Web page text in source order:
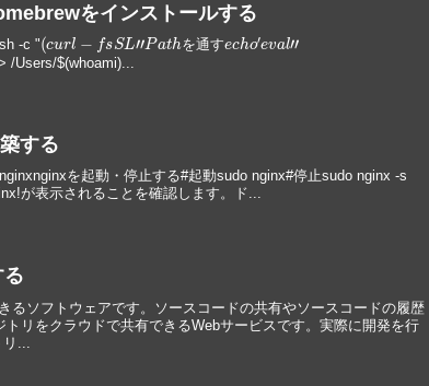
をインストールする
-c "
(c − SL "Pa hを 通 すe c e a
/Users/$(whoami)...
する
を起動・停止する#起動sudo nginx#停止sudo nginx -s
が表示されることを確認します。ド...
るソフトウェアです。ソースコードの共有やソースコードの履歴
リをクラウドで共有できるWebサービスです。実際に開発を行
...